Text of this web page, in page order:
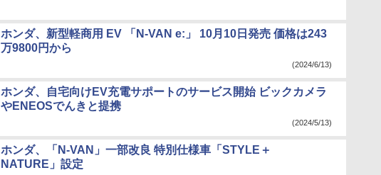
ホンダ、新型軽商用 EV 「N-VAN e:」 10月10日発売 価格は243
万9800円から
(2024/6/13)
ホンダ、自宅向けEV充電サポートのサービス開始 ビックカメラ
やENEOSでんきと提携
(2024/5/13)
ホンダ、「N-VAN」一部改良 特別仕様車「STYLE＋
NATURE」設定